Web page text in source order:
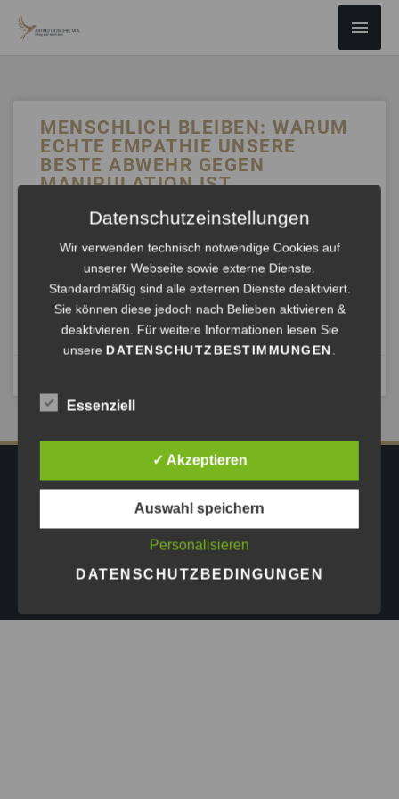
INHALT
MENSCHLICH BLEIBEN: WARUM
ECHTE EMPATHIE UNSERE
BESTE ABWEHR GEGEN
MANIPULATION IST
Bild: 24:44 | Empathische KI: Wenn Maschinen
menschlicher wirken als wir – scobel Achtung: Emotionale
Resonanz ist das, was die Tech-Industrie aktuell versucht,
um uns
ANHÖREN »
IMPRESSUM DATENSCHUTZ
AGB
PRESSE
Astrid Göschel M.A. - Erfolg darf leicht
sein.| Design byASKINGG
Datenschutzeinstellungen
Wir verwenden technisch notwendige Cookies auf
unserer Webseite sowie externe Dienste.
Standardmäßig sind alle externen Dienste deaktiviert.
Sie können diese jedoch nach Belieben aktivieren &
deaktivieren. Für weitere Informationen lesen Sie
unsereDATENSCHUTZBESTIMMUNGEN.
Essenziell
✓ Akzeptieren
Auswahl speichern
Personalisieren
DATENSCHUTZBEDINGUNGEN